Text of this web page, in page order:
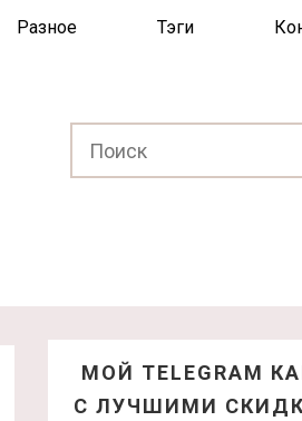
Разное Тэги
МОЙ TELEGRAM
С ЛУЧШИМИ